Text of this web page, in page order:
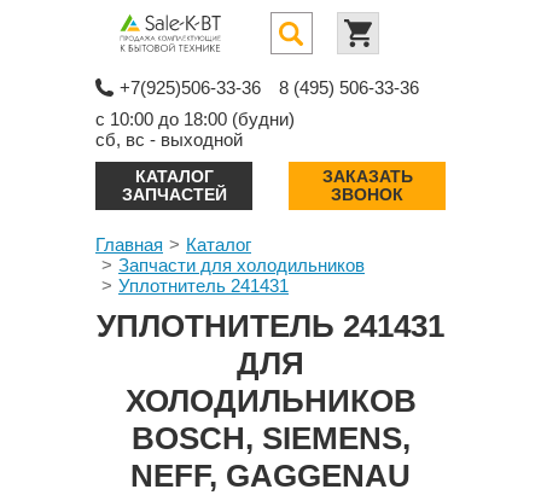
+7(925)506-33-36
8 (495) 506-33-36
с 10:00 до 18:00 (будни)
сб, вс - выходной
КАТАЛОГ
ЗАПЧАСТЕЙ
ЗАКАЗАТЬ
ЗВОНОК
Главная
Каталог
Запчасти для холодильников
Уплотнитель 241431
УПЛОТНИТЕЛЬ 241431
ДЛЯ
ХОЛОДИЛЬНИКОВ
BOSCH, SIEMENS,
NEFF, GAGGENAU